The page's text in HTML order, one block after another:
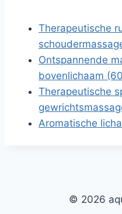
Therapeutische
Ontspannende
bovenlichaam
Therapeutische
Aromatische
© 2026